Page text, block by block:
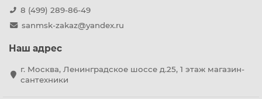
8 (499) 289-86-49
sanmsk-zakaz@yandex.ru
Наш адрес
г. Москва, Ленинградское шоссе д.25, 1 этаж магазин-
сантехники